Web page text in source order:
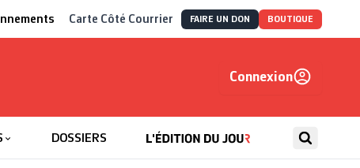
Carte Côté Courrier FAIRE UN DON BOUTIQUE
Connexion
DOSSIERS